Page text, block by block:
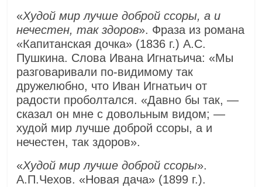
«Худой мир лучше доброй ссоры, а и
нечестен, так здоров». Фраза из романа
«Капитанская дочка» (1836 г.) А.С.
Пушкина. Слова Ивана Игнатьича: «Мы
разговаривали по-видимому так
дружелюбно, что Иван Игнатьич от
радости проболтался. «Давно бы так, —
сказал он мне с довольным видом; —
худой мир лучше доброй ссоры, а и
нечестен, так здоров».
«Худой мир лучше доброй ссоры».
А.П.Чехов. «Новая дача» (1899 г.).